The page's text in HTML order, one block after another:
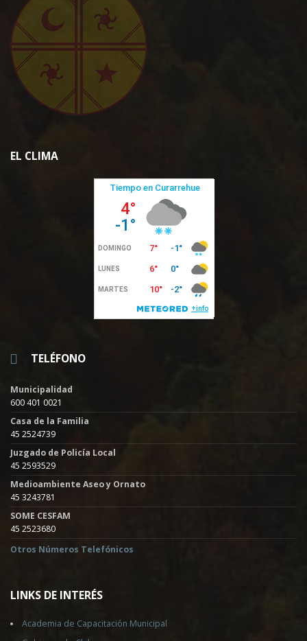
EL CLIMA
TELÉFONO
Municipalidad
600 401 0021
Casa de la Familia
45 2524739
Juzgado de Policía Local
45 2593529
Medioambiente Aseo y Ornato
45 3243781
SOME CESFAM
45 2523680
Otros Números Telefónicos
LINKS DE INTERÉS
Academia de Capacitación Municipal